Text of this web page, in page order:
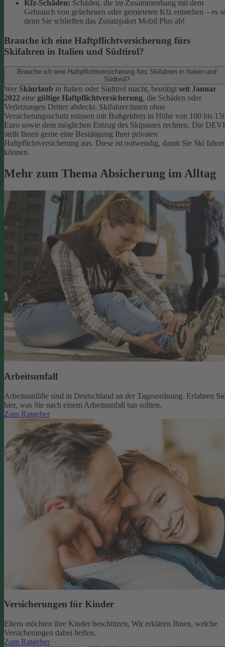
Kfz-Schäden: Schäden, die im Zusammenhang mit dem
Gebrauch von geliehenen oder gemieteten Kfz entstehen – es
denn Sie schließen das Zusatzpaket Mobil Plus ab!
Brauche ich eine Haftpflichtversicherung fürs
Skifahren in Italien und Südtirol?
Brauche ich eine Haftpflichtversicherung fürs Skifahren in Italien und
Südtirol?
Wer Skiurlaub in Italien oder Südtirol macht, benötigt seit Januar
2022 eine gültige Haftpflichtversicherung, die Schäden oder
Verletzungen Dritter abdeckt. Skifahrer:innen ohne
Versicherungsschutz müssen mit Bußgeldern in Höhe von 100 bis
Euro sowie dem möglichen Entzug des Skipasses rechnen. Die
stellt Ihnen gerne eine Bestätigung Ihrer privaten
Haftpflichtversicherung aus. Diese ist notwendig, damit Sie Ski
können.
Mehr zum Thema Absicherung im Alltag
Arbeitsunfall
Arbeitsunfälle sind in Deutschland an der Tagesordnung. Erfahren
hier, was Sie nach einem Arbeitsunfall tun sollten.
Zum Ratgeber
Versicherungen für Kinder
Eltern möchten ihre Kinder beschützen, Wir erklären Ihnen, welche
Versicherungen dabei helfen.
Zum Ratgeber